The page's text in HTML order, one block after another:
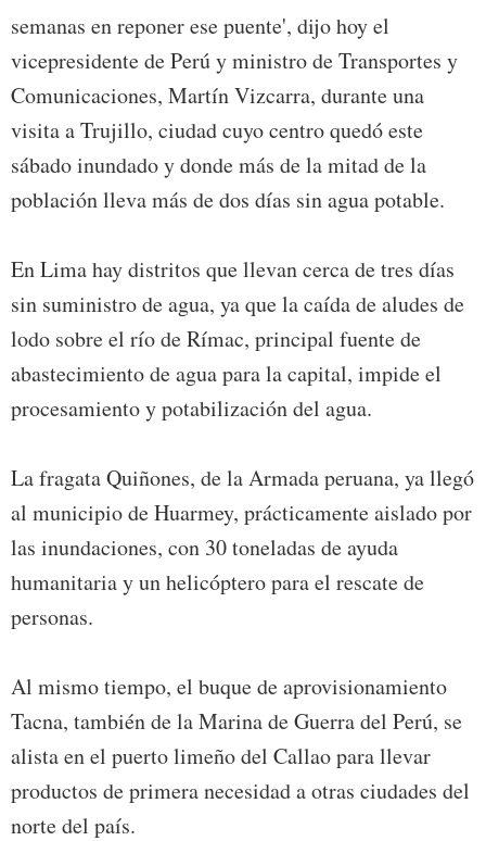
semanas en reponer ese puente', dijo hoy el
vicepresidente de Perú y ministro de Transportes y
Comunicaciones, Martín Vizcarra, durante una
visita a Trujillo, ciudad cuyo centro quedó este
sábado inundado y donde más de la mitad de la
población lleva más de dos días sin agua potable.
En Lima hay distritos que llevan cerca de tres días
sin suministro de agua, ya que la caída de aludes de
lodo sobre el río de Rímac, principal fuente de
abastecimiento de agua para la capital, impide el
procesamiento y potabilización del agua.
La fragata Quiñones, de la Armada peruana, ya llegó
al municipio de Huarmey, prácticamente aislado por
las inundaciones, con 30 toneladas de ayuda
humanitaria y un helicóptero para el rescate de
personas.
Al mismo tiempo, el buque de aprovisionamiento
Tacna, también de la Marina de Guerra del Perú, se
alista en el puerto limeño del Callao para llevar
productos de primera necesidad a otras ciudades del
norte del país.